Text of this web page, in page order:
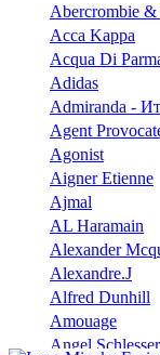
Abercrombie &
Acca Kappa
Acqua Di
Adidas
Admiranda -
Agent
Agonist
Aigner Etienne
Ajmal
AL Haramain
Alexander
Alexandre.J
Alfred Dunhill
Amouage
Angel Schlesser